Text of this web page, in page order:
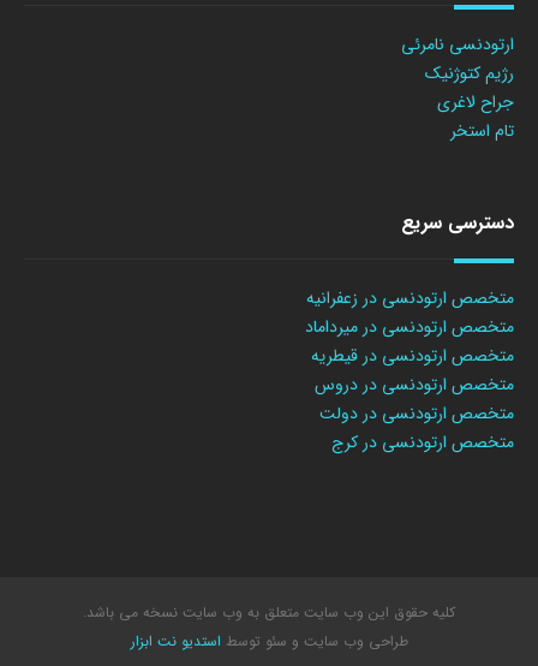
ارتودنسی نامرئی
رژیم کتوژنیک
جراح لاغری
تام استخر
دسترسی سریع
متخصص ارتودنسی در زعفرانیه
متخصص ارتودنسی در میرداماد
متخصص ارتودنسی در قیطریه
متخصص ارتودنسی در دروس
متخصص ارتودنسی در دولت
متخصص ارتودنسی در کرج
کلیه حقوق این وب سایت متعلق به وب سایت نسخه می باشد.
طراحی وب سایت و سئو توسط استدیو نت ابزار